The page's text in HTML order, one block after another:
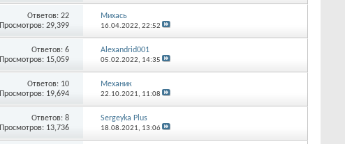
Ответов:22
Просмотров: 29,399
Михась
16.04.2022, 22:52
Ответов:6
Просмотров: 15,059
Alexandrid001
05.02.2022, 14:35
Ответов: 10
Просмотров: 19,694
Механик
22.10.2021, 11:08
Ответов:8
Просмотров: 13,736
Sergeyka Plus
18.08.2021, 13:06